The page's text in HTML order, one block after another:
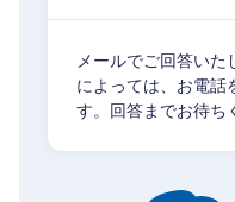
メールでご回答いた
によっては、お電話
す。回答までお待ち